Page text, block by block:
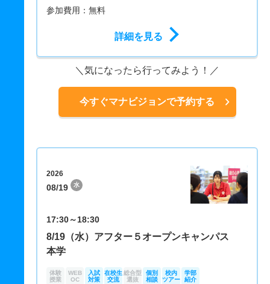
参加費用：無料
詳細を見る
気になったら行ってみよう！
今すぐマナビジョンで予約する
2026
08/19 水
17:30～18:30
8/19（水）アフター５オープンキャンパス
本学
体験
授業
WEB
OC
入試
対策
在校生
交流
総合型
選抜
個別
相談
校内
ツアー
学部
紹介